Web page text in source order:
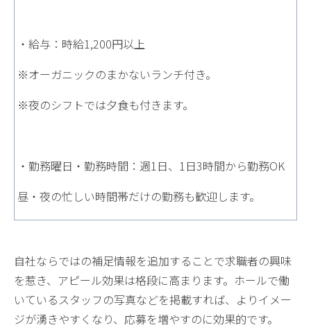
・給与：時給1,200円以上
※オーガニックのまかないランチ付き。
※夜のシフトでは夕食も付きます。
・勤務曜日・勤務時間：週1日、1日3時間から勤務OK
昼・夜の忙しい時間帯だけの勤務も歓迎します。
自社ならではの補足情報を追加することで求職者の興味
を惹き、アピール効果は格段に高まります。ホールで働
いているスタッフの写真などを掲載すれば、よりイメー
ジが湧きやすくなり、応募を増やすのに効果的です。